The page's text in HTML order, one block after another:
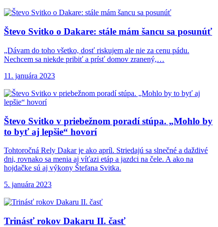
Števo Svitko o Dakare: stále mám šancu sa posunúť
„Dávam do toho všetko, dosť riskujem ale nie za cenu pádu.
Nechcem sa niekde pribiť a prísť domov zranený,…
11. januára 2023
Števo Svitko v priebežnom poradí stúpa. „Mohlo by
to byť aj lepšie“ hovorí
Tohtoročná Rely Dakar je ako apríl. Striedajú sa slnečné a daždivé
dni, rovnako sa menia aj víťazi etáp a jazdci na čele. A ako na
hojdačke sú aj výkony Štefana Svitka.
5. januára 2023
Trinásť rokov Dakaru II. časť